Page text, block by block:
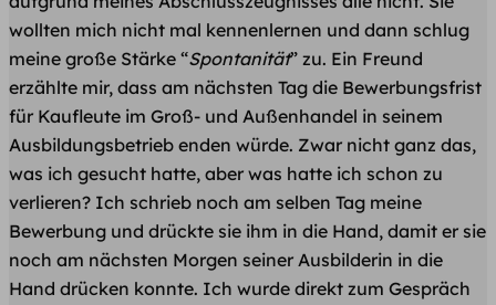
wollten mich nicht mal kennenlernen und dann schlug
meine große Stärke “Spontanität” zu. Ein Freund
erzählte mir, dass am nächsten Tag die Bewerbungsfrist
für Kaufleute im Groß- und Außenhandel in seinem
Ausbildungsbetrieb enden würde. Zwar nicht ganz das,
was ich gesucht hatte, aber was hatte ich schon zu
verlieren? Ich schrieb noch am selben Tag meine
Bewerbung und drückte sie ihm in die Hand, damit er sie
noch am nächsten Morgen seiner Ausbilderin in die
Hand drücken konnte. Ich wurde direkt zum Gespräch